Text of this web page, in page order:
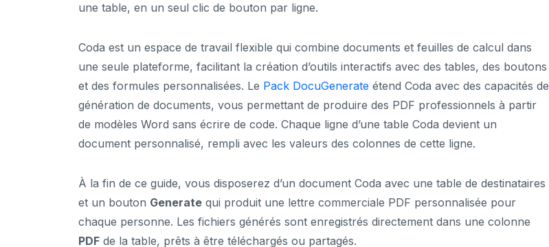
une table, en un seul clic de bouton par ligne.
Coda est un espace de travail flexible qui combine documents et feuilles de calcul dans
une seule plateforme, facilitant la création d’outils interactifs avec des tables, des boutons
et des formules personnalisées. Le Pack DocuGenerate étend Coda avec des capacités de
génération de documents, vous permettant de produire des PDF professionnels à partir
de modèles Word sans écrire de code. Chaque ligne d’une table Coda devient un
document personnalisé, rempli avec les valeurs des colonnes de cette ligne.
À la fin de ce guide, vous disposerez d’un document Coda avec une table de destinataires
et un bouton Generate qui produit une lettre commerciale PDF personnalisée pour
chaque personne. Les fichiers générés sont enregistrés directement dans une colonne
PDF de la table, prêts à être téléchargés ou partagés.